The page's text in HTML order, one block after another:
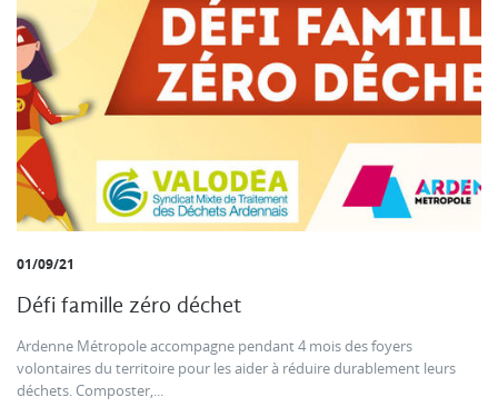
01/09/21
Défi famille zéro déchet
Ardenne Métropole accompagne pendant 4 mois des foyers
volontaires du territoire pour les aider à réduire durablement leurs
déchets. Composter,...